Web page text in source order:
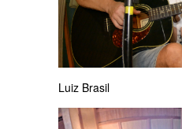
Luiz Brasil